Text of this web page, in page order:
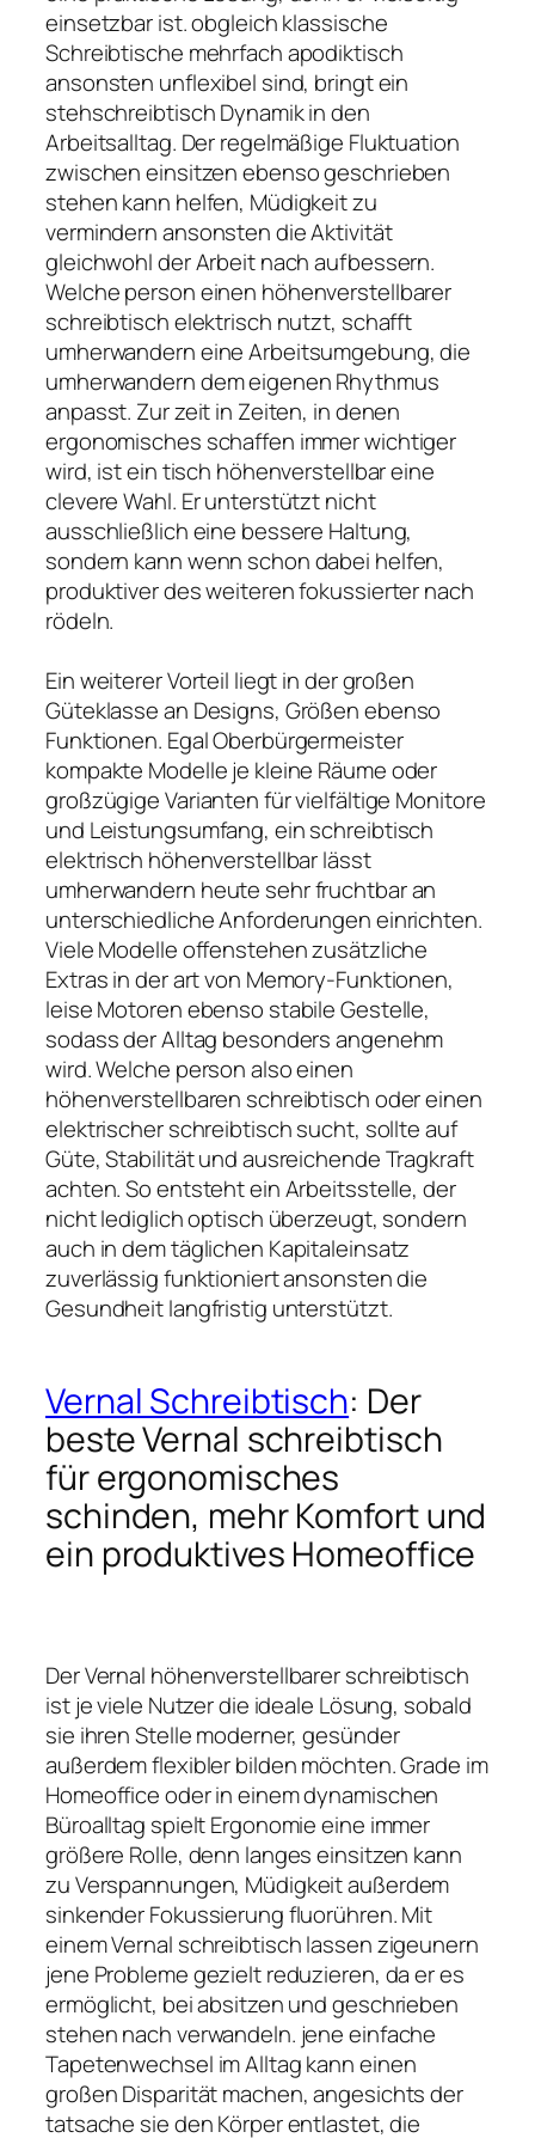
einsetzbar ist. obgleich klassische
Schreibtische mehrfach apodiktisch
ansonsten unflexibel sind, bringt ein
stehschreibtisch Dynamik in den
Arbeitsalltag. Der regelmäßige Fluktuation
zwischen einsitzen ebenso geschrieben
stehen kann helfen, Müdigkeit zu
vermindern ansonsten die Aktivität
gleichwohl der Arbeit nach aufbessern.
Welche person einen höhenverstellbarer
schreibtisch elektrisch nutzt, schafft
umherwandern eine Arbeitsumgebung, die
umherwandern dem eigenen Rhythmus
anpasst. Zur zeit in Zeiten, in denen
ergonomisches schaffen immer wichtiger
wird, ist ein tisch höhenverstellbar eine
clevere Wahl. Er unterstützt nicht
ausschließlich eine bessere Haltung,
sondern kann wenn schon dabei helfen,
produktiver des weiteren fokussierter nach
rödeln.
Ein weiterer Vorteil liegt in der großen
Güteklasse an Designs, Größen ebenso
Funktionen. Egal Oberbürgermeister
kompakte Modelle je kleine Räume oder
großzügige Varianten für vielfältige Monitore
und Leistungsumfang, ein schreibtisch
elektrisch höhenverstellbar lässt
umherwandern heute sehr fruchtbar an
unterschiedliche Anforderungen einrichten.
Viele Modelle offenstehen zusätzliche
Extras in der art von Memory-Funktionen,
leise Motoren ebenso stabile Gestelle,
sodass der Alltag besonders angenehm
wird. Welche person also einen
höhenverstellbaren schreibtisch oder einen
elektrischer schreibtisch sucht, sollte auf
Güte, Stabilität und ausreichende Tragkraft
achten. So entsteht ein Arbeitsstelle, der
nicht lediglich optisch überzeugt, sondern
auch in dem täglichen Kapitaleinsatz
zuverlässig funktioniert ansonsten die
Gesundheit langfristig unterstützt.
Vernal Schreibtisch: Der
beste Vernal schreibtisch
für ergonomisches
schinden, mehr Komfort und
ein produktives Homeoffice
Der Vernal höhenverstellbarer schreibtisch
ist je viele Nutzer die ideale Lösung, sobald
sie ihren Stelle moderner, gesünder
außerdem flexibler bilden möchten. Grade im
Homeoffice oder in einem dynamischen
Büroalltag spielt Ergonomie eine immer
größere Rolle, denn langes einsitzen kann
zu Verspannungen, Müdigkeit außerdem
sinkender Fokussierung fluorühren. Mit
einem Vernal schreibtisch lassen zigeunern
jene Probleme gezielt reduzieren, da er es
ermöglicht, bei absitzen und geschrieben
stehen nach verwandeln. jene einfache
Tapetenwechsel im Alltag kann einen
großen Disparität machen, angesichts der
tatsache sie den Körper entlastet, die